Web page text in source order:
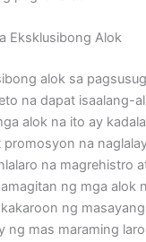
Eksklusibong Alok
alok sa
na dapat isaalang-
alok na ito ay
na
na magrehistro
ng mga alok
ng
ng mas maraming